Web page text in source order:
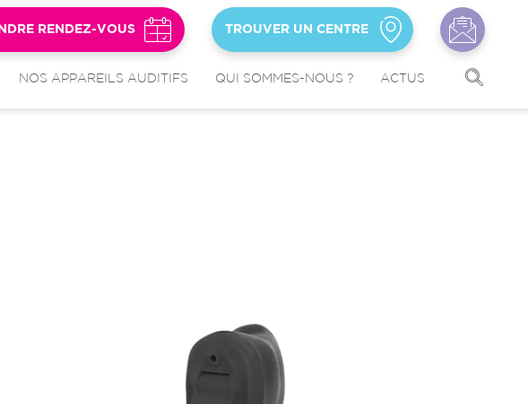
NOS APPAREILS AUDITIFS QUI SOMMES-NOUS ? ACTUS
RENDEZ-VOUS TROUVER UN CENTRE